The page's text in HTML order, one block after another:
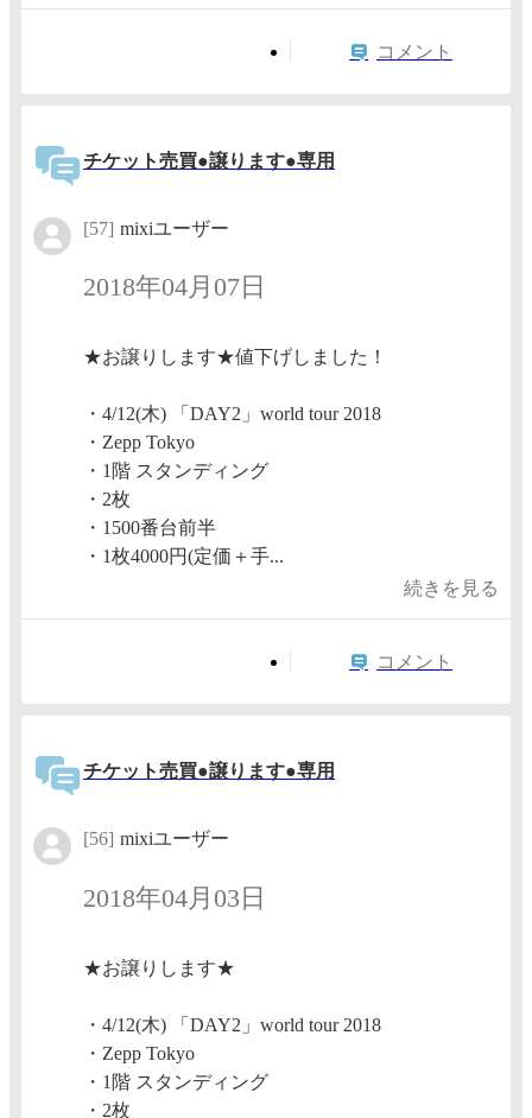
コメント
チケット売買●譲ります●専用
[57] mixiユーザー
2018年04月07日
★お譲りします★値下げしました！
・4/12(木) 「DAY2」world tour 2018
・Zepp Tokyo
・1階 スタンディング
・2枚
・1500番台前半
・1枚4000円(定価＋手...
続きを見る
コメント
チケット売買●譲ります●専用
[56] mixiユーザー
2018年04月03日
★お譲りします★
・4/12(木) 「DAY2」world tour 2018
・Zepp Tokyo
・1階 スタンディング
・2枚